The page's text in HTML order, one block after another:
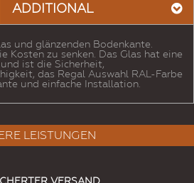
ADDITIONAL
und glänzenden Bodenkante.
Kosten zu senken. Das Glas hat eine
ist die Sicherheit,
das Regal Auswahl RAL-Farbe
und einfache Installation.
LEISTUNGEN